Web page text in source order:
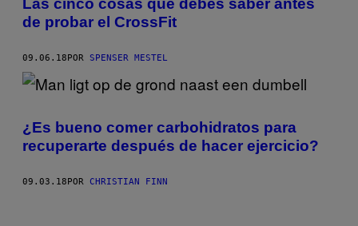
Las cinco cosas que debes saber antes
de probar el CrossFit
09.06.18POR SPENSER MESTEL
¿Es bueno comer carbohidratos para
recuperarte después de hacer ejercicio?
09.03.18POR CHRISTIAN FINN